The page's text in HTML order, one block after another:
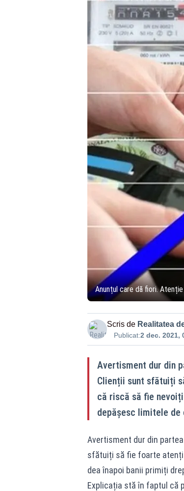
Anunțul care dă fiori. Atenție
Scris de Realitatea
Publicat:2 dec. 2021,
Avertisment dur din
Clienții sunt sfătuiți
că riscă să fie
depășesc limitele
Avertisment dur din
sfătuiți să fie foarte atenți
dea înapoi banii primiți
Explicația stă în faptul că